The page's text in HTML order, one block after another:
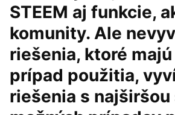
STEEM aj funkcie,
komunity. Ale
riešenia, ktoré
prípad použitia,
riešenia s najširšou